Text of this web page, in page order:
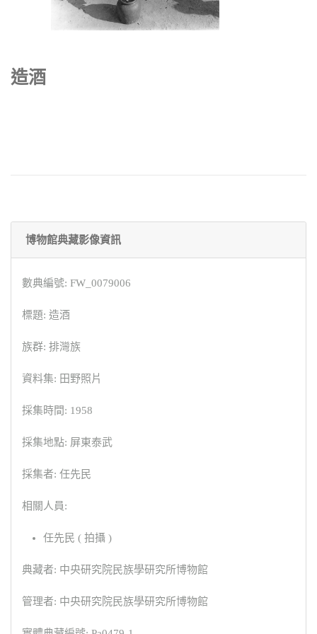
造酒
博物館典藏影像資訊
數典編號: FW_0079006
標題: 造酒
族群: 排灣族
資料集: 田野照片
採集時間: 1958
採集地點: 屏東泰武
採集者: 任先民
相關人員:
任先民 ( 拍攝 )
典藏者: 中央研究院民族學研究所博物館
管理者: 中央研究院民族學研究所博物館